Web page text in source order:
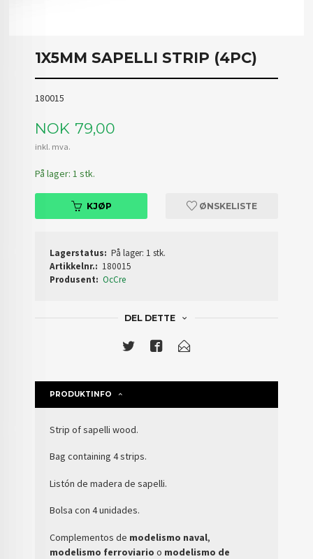
1X5MM SAPELLI STRIP (4PC)
180015
Pris
NOK 79,00
inkl. mva.
På lager: 1 stk.
KJØP ØNSKELISTE
Lagerstatus: På lager: 1 stk.
Artikkelnr.: 180015
Produsent: OcCre
DEL DETTE
PRODUKTINFO
Strip of sapelli wood.
Bag containing 4 strips.
Listón de madera de sapelli.
Bolsa con 4 unidades.
Complementos de modelismo naval,
modelismo ferroviario o modelismo de